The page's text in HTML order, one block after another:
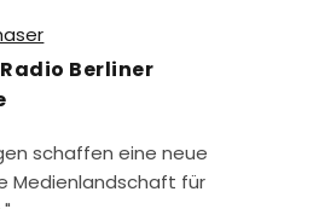
Berliner
schaffen eine neue
Medienlandschaft für